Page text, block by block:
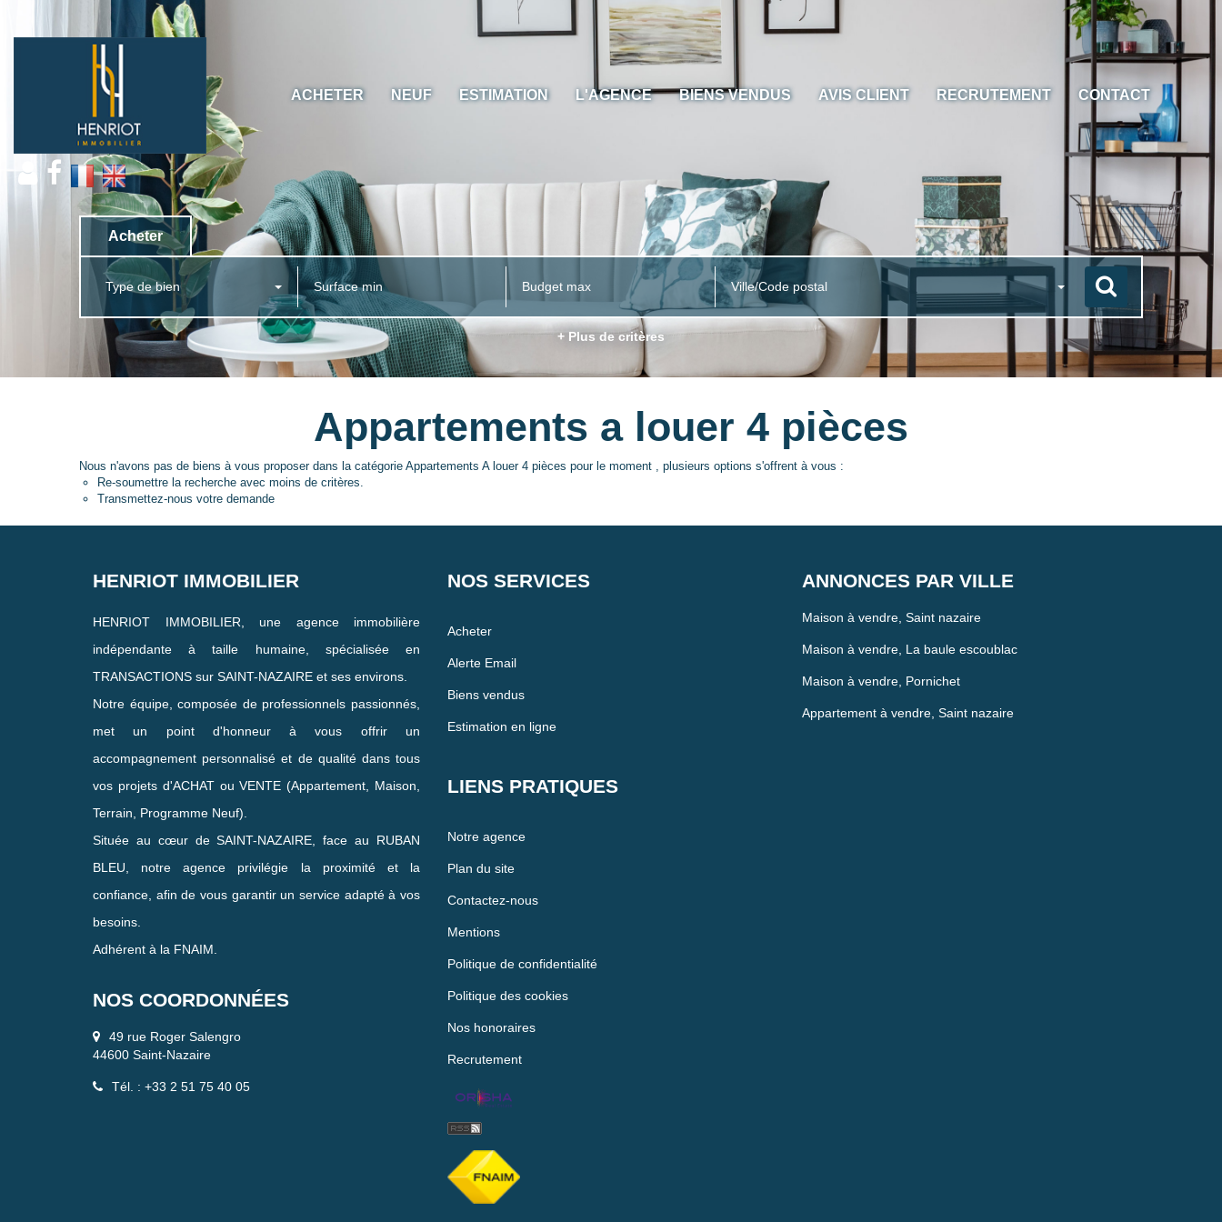
ACHETER NEUF ESTIMATION L'AGENCE BIENS VENDUS AVIS CLIENT RECRUTEMENT CONTACT
Acheter
Type de bien Ville/Code postal
+ Plus de critères
Appartements a louer 4 pièces
Nous n'avons pas de biens à vous proposer dans la catégorie Appartements A louer 4 pièces pour le moment , plusieurs options s'offrent à vous :
Re-soumettre la recherche avec moins de critères.
Transmettez-nous votre demande
HENRIOT IMMOBILIER
HENRIOT IMMOBILIER, une agence immobilière
indépendante à taille humaine, spécialisée en
TRANSACTIONS sur SAINT-NAZAIRE et ses environs.
Notre équipe, composée de professionnels passionnés,
met un point d'honneur à vous offrir un
accompagnement personnalisé et de qualité dans tous
vos projets d'ACHAT ou VENTE (Appartement, Maison,
Terrain, Programme Neuf).
Située au cœur de SAINT-NAZAIRE, face au RUBAN
BLEU, notre agence privilégie la proximité et la
confiance, afin de vous garantir un service adapté à vos
besoins.
Adhérent à la FNAIM.
NOS COORDONNÉES
49 rue Roger Salengro
44600 Saint-Nazaire
Tél. : +33 2 51 75 40 05
NOS SERVICES
Acheter
Alerte Email
Biens vendus
Estimation en ligne
LIENS PRATIQUES
Notre agence
Plan du site
Contactez-nous
Mentions
Politique de confidentialité
Politique des cookies
Nos honoraires
Recrutement
ANNONCES PAR VILLE
Maison à vendre, Saint nazaire
Maison à vendre, La baule escoublac
Maison à vendre, Pornichet
Appartement à vendre, Saint nazaire